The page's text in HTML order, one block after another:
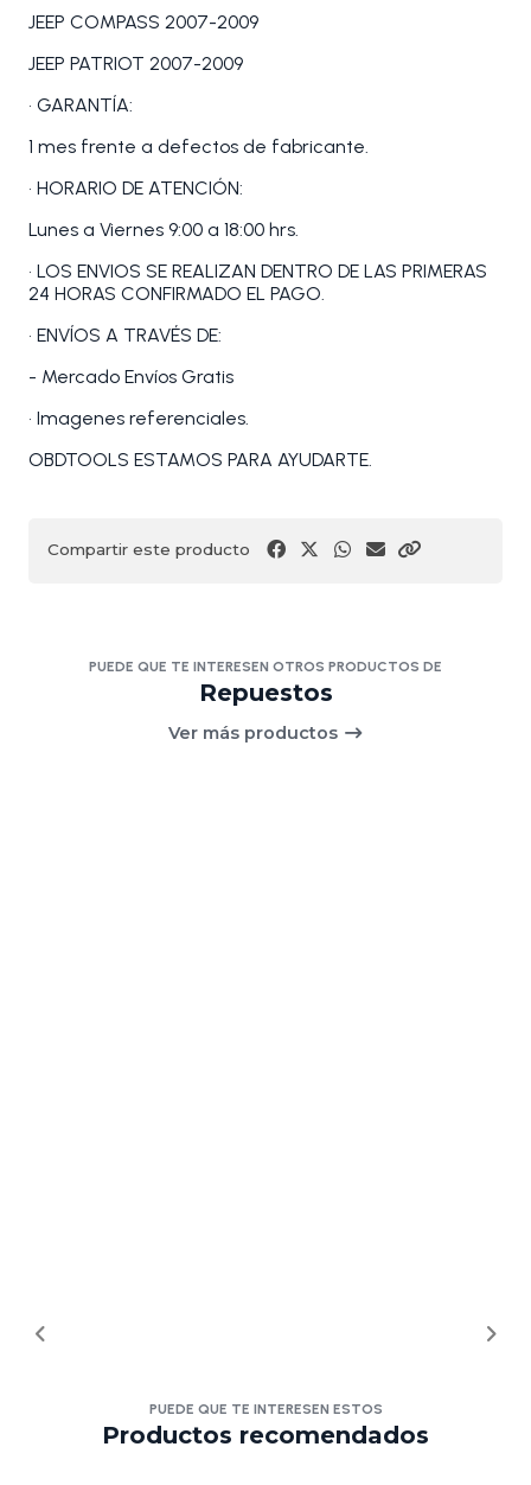
JEEP COMPASS 2007-2009
JEEP PATRIOT 2007-2009
• GARANTÍA:
1 mes frente a defectos de fabricante.
• HORARIO DE ATENCIÓN:
Lunes a Viernes 9:00 a 18:00 hrs.
• LOS ENVIOS SE REALIZAN DENTRO DE LAS PRIMERAS
24 HORAS CONFIRMADO EL PAGO.
• ENVÍOS A TRAVÉS DE:
- Mercado Envíos Gratis
• Imagenes referenciales.
OBDTOOLS ESTAMOS PARA AYUDARTE.
Compartir este producto
PUEDE QUE TE INTERESEN OTROS PRODUCTOS DE
Repuestos
Ver más productos
PUEDE QUE TE INTERESEN ESTOS
Productos recomendados